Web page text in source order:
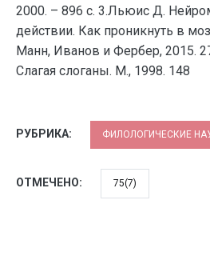
2000. – 896 с. 3.Льюис Д.
действии. Как проникнуть в
Манн, Иванов и Фербер, 2015.
Слагая слоганы. М., 1998. 148
РУБРИКА: ФИЛОЛОГИЧЕСКИЕ
ОТМЕЧЕНО: 75(7)